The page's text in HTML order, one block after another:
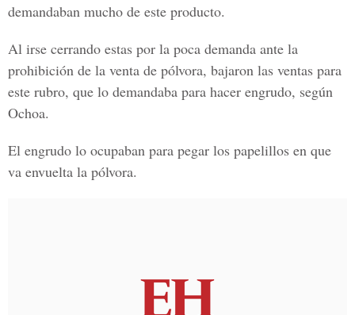
demandaban mucho de este producto.
Al irse cerrando estas por la poca demanda ante la
prohibición de la venta de pólvora, bajaron las ventas para
este rubro, que lo demandaba para hacer engrudo, según
Ochoa.
El engrudo lo ocupaban para pegar los papelillos en que
va envuelta la pólvora.